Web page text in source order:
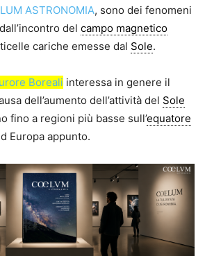
ASTRONOMIA, sono dei fenomeni
del campo magnetico
cariche emesse dal Sole.
Boreali interessa in genere il
dell’aumento dell’attività del Sole
fino a regioni più basse sull’equatore
Europa appunto.